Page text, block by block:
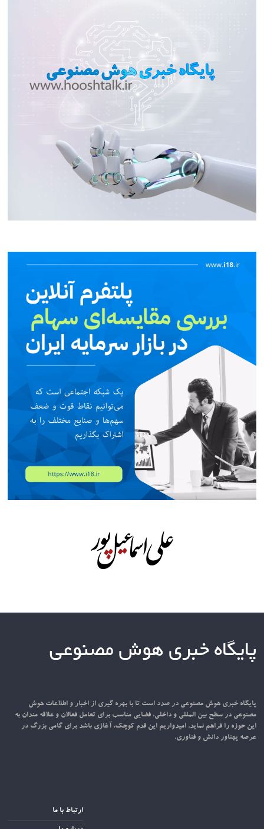
پایگاه خبری هوش مصنوعی
پایگاه خبری هوش مصنوعی در صدد است تا با بهره گیری از اخبار و اطلاعات هوش
مصنوعی در سطح بین المللی و داخلی، فضایی مناسب برای تعامل فعالان و علاقه مندان به
این حوزه را فراهم نماید. امیدواریم این قدم کوچک، آغازی باشد برای گامی بزرگ در
عرصه پهناور دانش و فناوری.
ارتباط با ما